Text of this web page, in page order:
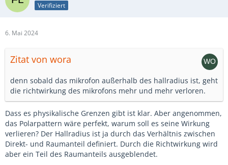
Verifiziert
6. Mai 2024
Zitat von wora
denn sobald das mikrofon außerhalb des hallradius ist, geht
die richtwirkung des mikrofons mehr und mehr verloren.
Dass es physikalische Grenzen gibt ist klar. Aber angenommen,
das Polarpattern wäre perfekt, warum soll es seine Wirkung
verlieren? Der Hallradius ist ja durch das Verhältnis zwischen
Direkt- und Raumanteil definiert. Durch die Richtwirkung wird
aber ein Teil des Raumanteils ausgeblendet.